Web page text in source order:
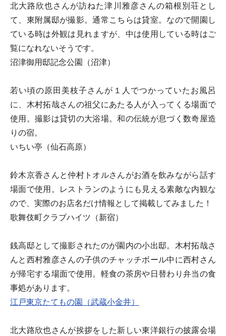
北大路欣也さんが訪ねた津川雅彦さんの箱根別荘とし
て、東附属邸が撮影。通常こちらは貸室。なので開園し
ている時は外観は見れますが、中は使用している時はご
覧になれないそうです。
沼津御用邸記念公園（沼津）
若い頃の原田美枝子さんが１人でつかっていたお風呂
に、木村拓哉さんの祖父にあたる人が入ってくる場面で
使用。撮影は貸切の大浴場。和の伝統が息づく数奇屋造
りの宿。
いちい亭（仙石高原）
鈴木京香さんと仲村トオルさんがお酒を飲みながら話す
場面で使用。レストランのようにも見える素敵な内観な
ので、実際のお店名だけ情報として掲載してみました！
歌舞伎町クラブハイツ（新宿）
銭高邸として撮影されたのが園内の小出邸。木村拓哉さ
んと西村雅彦さんの子供のチャッチボール中に西村さん
が帰宅する場面で使用。軽食の茶房や日替わり弁当の食
事処があります。
江戸東京たてもの園（武蔵小金井）
北大路欣也さんが挨拶をした新しい東洋銀行の披露会場